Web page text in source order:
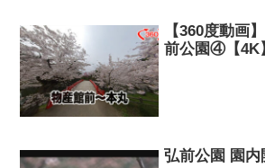
【360度動画
前公園④【4K
弘前公園 園内